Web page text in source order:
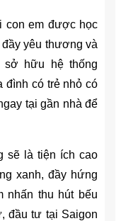
con em được học
yêu thương và
sở hữu hệ thống
đình có trẻ nhỏ có
tại gần nhà để
sẽ là tiện ích cao
xanh, đầy hứng
nhấn thu hút bếu
đầu tư tại Saigon